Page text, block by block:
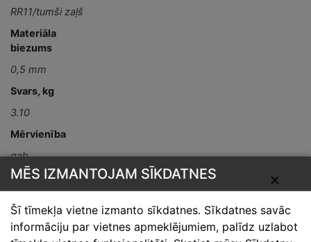
RR11/tumši zaļš
Materiāla
biezums
0,5 mm
Svars, kg
3.10
Mērvienība
gab
Detaļas garums,
mm
L-2000
✕
MĒS IZMANTOJAM SĪKDATNES
Šī tīmekļa vietne izmanto sīkdatnes. Sīkdatnes savāc
informāciju par vietnes apmeklējumiem, palīdz uzlabot